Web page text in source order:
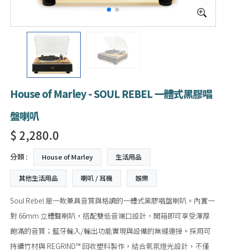
House of Marley - SOUL REBEL 一體式黑膠唱
盤喇叭
$ 2,280.0
分類 : House of Marley 生活用品
其他生活用品 喇叭 / 耳機 娛樂
Soul Rebel 是一款兼具音質與格調的一體式黑膠唱盤喇叭。內置一
對 66mm 立體聲喇叭，搭配雙低音端口設計，開箱即可享受渾厚
飽滿的音質；藍牙輸入/輸出功能實現與設備的無縫連接。採用可
持續竹材與 REGRIND™ 回收塑料製作，結合氣氛燈光設計，不僅